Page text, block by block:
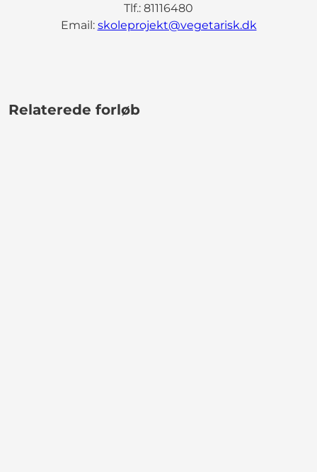
Tlf.: 81116480
Email: skoleprojekt@vegetarisk.dk
Relaterede forløb